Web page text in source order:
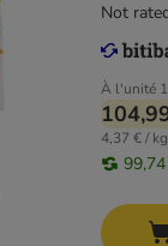
À l'unité
4,37 € / kg
Not